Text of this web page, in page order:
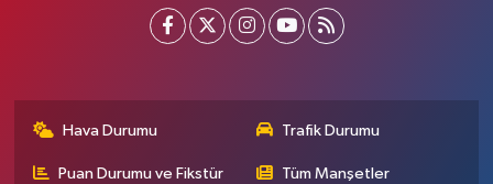
Hava Durumu Trafik Durumu
Puan Durumu ve Fikstür Tüm Manşetler